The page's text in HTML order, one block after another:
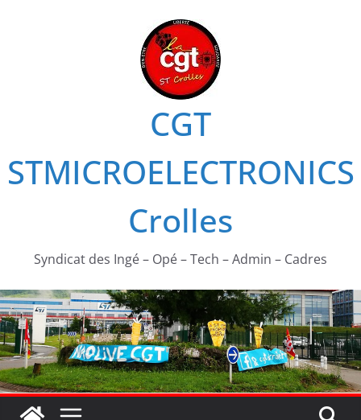
CGT
STMICROELECTRONICS
Crolles
Syndicat des Ingé – Opé – Tech – Admin – Cadres